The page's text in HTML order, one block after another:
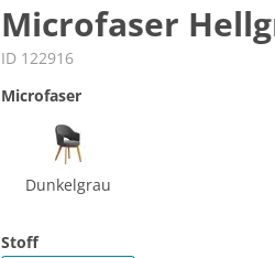
Microfaser
ID 122916
Microfaser
Dunkelgrau
Stoff